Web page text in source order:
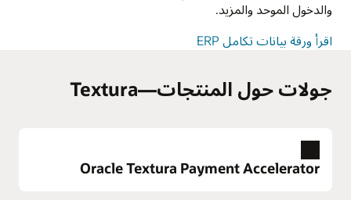
والدخول الموحد والمزيد.
اقرأ ورقة بيانات تكامل ERP
جولات حول المنتجات—Textura
Oracle Textura Payment Accelerator